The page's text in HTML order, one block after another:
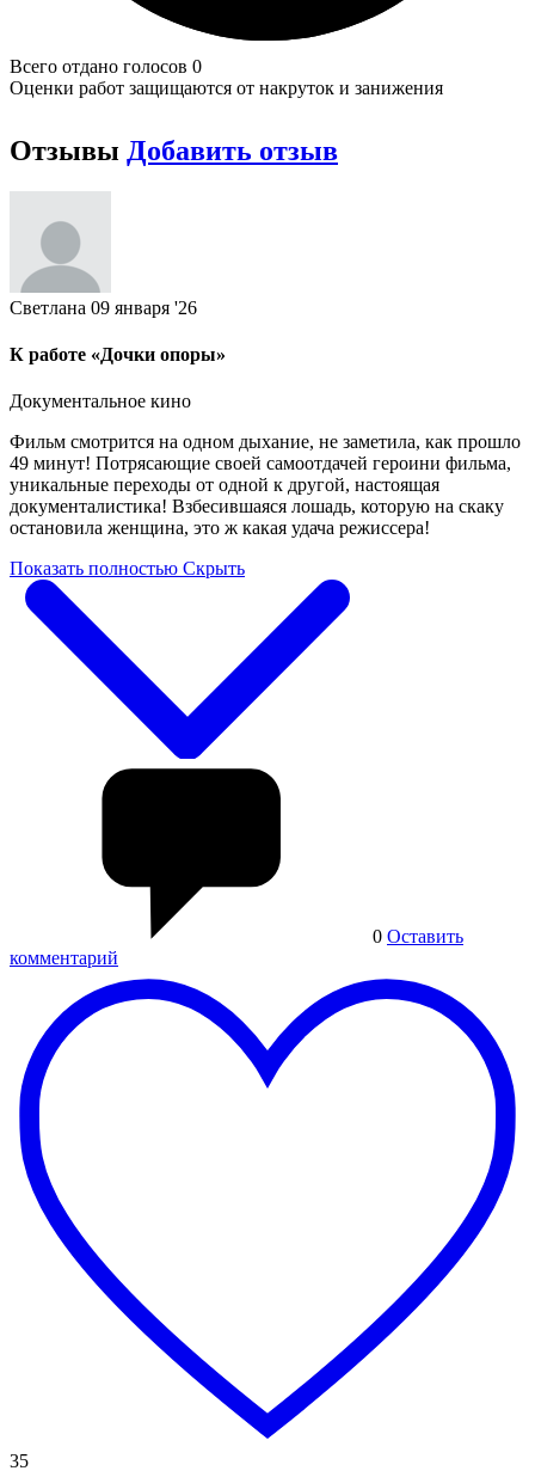
Всего отдано голосов 0
Оценки работ защищаются от накруток и занижения
Отзывы Добавить отзыв
Светлана 09 января '26
К работе «Дочки опоры»
Документальное кино
Фильм смотрится на одном дыхание, не заметила, как прошло
49 минут! Потрясающие своей самоотдачей героини фильма,
уникальные переходы от одной к другой, настоящая
документалистика! Взбесившаяся лошадь, которую на скаку
остановила женщина, это ж какая удача режиссера!
Показать полностью Скрыть
0 Оставить
комментарий
35